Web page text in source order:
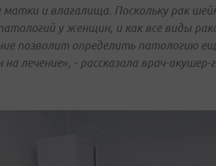
и влагалища. Поскольку рак
у женщин, и как все виды
позволит определить патологию
лечение», - рассказала врач-акушер-